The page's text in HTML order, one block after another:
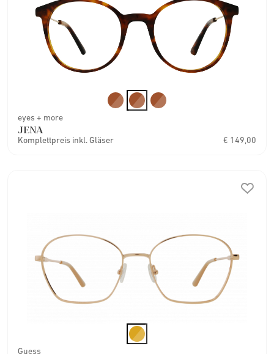
eyes + more
JENA
Komplettpreis inkl. Gläser € 149,00
Guess